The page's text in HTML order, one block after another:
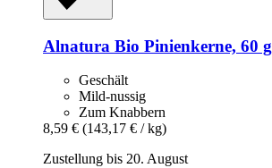
Alnatura Bio Pinienkerne, 60 g
Geschält
Mild-nussig
Zum Knabbern
8,59 € (143,17 € / kg)
Zustellung bis 20. August